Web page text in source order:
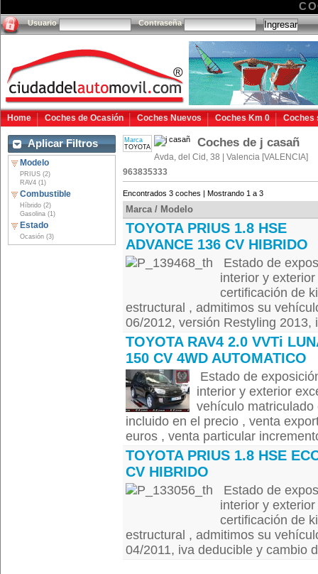
Usuario Contraseña
Home Coches de Ocasión Coches Nuevos Coches Km 0 Coches
Aplicar Filtros
Modelo
PRIUS (2)
RAV4 (1)
Combustible
Híbrido (2)
Gasolina (1)
Estado
Ocasión (3)
Marca
TOYOTA
Coches de j casañ
Avda, del Cid, 38 | Valencia [VALENCIA]
963835333
Encontrados 3 coches | Mostrando 1 a 3
Marca / Modelo
TOYOTA PRIUS 1.8 HSE
ADVANCE 136 CV HIBRIDO
Estado de
interior y
certificación de
estructural , admitimos su
06/2012, versión Restyling
TOYOTA RAV4 2.0 VVTi
150 CV 4WD AUTOMATICO
Estado de
interior y exterior
vehículo
incluido en el precio , venta
euros , venta particular
TOYOTA PRIUS 1.8 HSE
CV HIBRIDO
Estado de
interior y
certificación de
estructural , admitimos su
04/2011, iva deducible y cambio